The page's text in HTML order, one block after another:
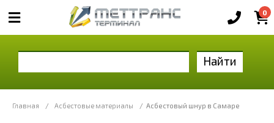
0
Найти
Главная / Асбестовые материалы / Асбестовый шнур в Самаре